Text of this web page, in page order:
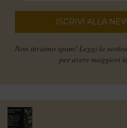
Non inviamo spam! Leggi la nostra
per avere maggiori